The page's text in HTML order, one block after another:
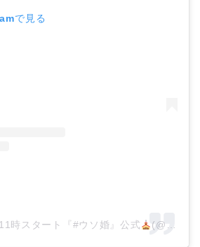
で見る
時スタート『#ウソ婚』公式 (@kadora_11j)がシェアした投稿